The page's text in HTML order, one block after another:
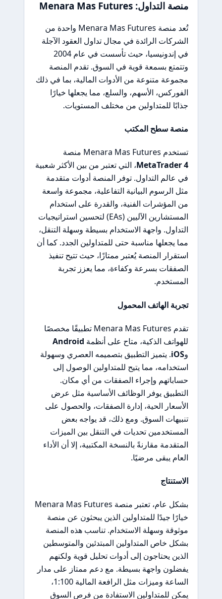
منصة التداول: Menara Mas Futures
تُعد منصة Menara Mas Futures واحدة من
الشركات الرائدة في مجال تداول العقود الآجلة
في إندونيسيا، حيث تأسست في عام 2004
وتتمتع بسمعة قوية في السوق. تقدم المنصة
مجموعة متنوعة من الأدوات المالية، بما في ذلك
الفوركس، الأسهم، والسلع، مما يجعلها خيارًا
جذابًا للمتداولين من مختلف المستويات.
منصة سطح المكتب
تستخدم Menara Mas Futures منصة
MetaTrader 4، التي تعتبر من بين الأكثر شعبية
في عالم التداول. توفر المنصة أدوات متقدمة
مثل الرسوم البيانية التفاعلية، مجموعة واسعة
من المؤشرات الفنية، والقدرة على استخدام
المستشارين الآليين (EAs) لتحسين استراتيجيات
التداول. واجهة الاستخدام بسيطة وسهلة التنقل،
مما يجعلها مناسبة حتى للمتداولين الجدد. كما أن
استقرار المنصة يُعتبر ممتازًا، حيث تتيح تنفيذ
الصفقات بسرعة وكفاءة، مما يعزز تجربة
المستخدم.
تجربة الهاتف المحمول
تقدم Menara Mas Futures تطبيقًا مخصصًا
للهواتف الذكية، متاح على أنظمة Android
وiOS. يتميز التطبيق بتصميمه العصري وسهولة
استخدامه، مما يتيح للمتداولين الوصول إلى
حساباتهم وإجراء الصفقات من أي مكان.
التطبيق يوفر الوظائف الأساسية مثل عرض
الأسعار الحية، إدارة الصفقات، والحصول على
تنبيهات السوق. ومع ذلك، قد يواجه بعض
المستخدمين تحديات في التنقل بين الميزات
المتقدمة مقارنةً بالنسخة المكتبية، إلا أن الأداء
العام يبقى مرضيًا.
الاستنتاج
بشكل عام، تعتبر منصة Menara Mas Futures
خيارًا جيدًا للمتداولين الذين يبحثون عن منصة
موثوقة وسهلة الاستخدام. تناسب هذه المنصة
بشكل خاص المتداولين المبتدئين والمتوسطين
الذين يحتاجون إلى أدوات تحليل قوية ولكنهم
يفضلون واجهة بسيطة. مع دعم ممتاز على مدار
الساعة وميزات مثل الرافعة المالية 1:100،
يمكن للمتداولين الاستفادة من فرص السوق